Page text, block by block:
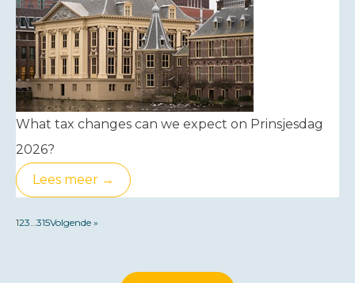
What tax changes can we expect on Prinsjesdag
2026?
Lees meer →
123 315Volgende »